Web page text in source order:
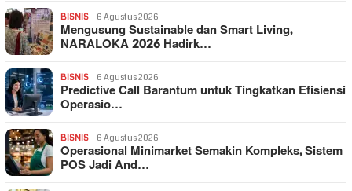
BISNIS 6 Agustus 2026
Mengusung Sustainable dan Smart Living,
NARALOKA 2026 Hadirk…
BISNIS 6 Agustus 2026
Predictive Call Barantum untuk Tingkatkan Efisiensi
Operasio…
BISNIS 6 Agustus 2026
Operasional Minimarket Semakin Kompleks, Sistem
POS Jadi And…